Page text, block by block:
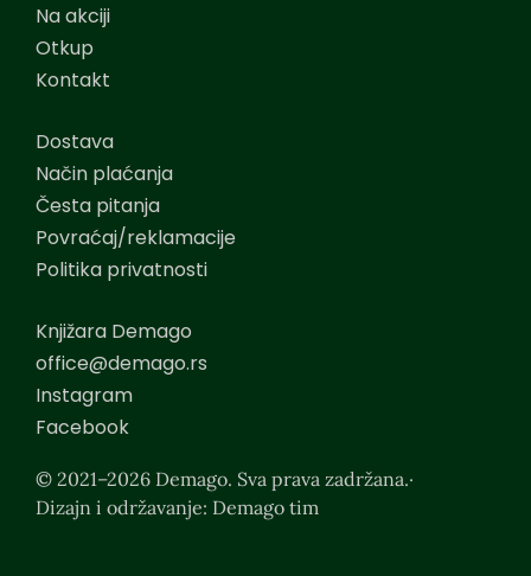
Na akciji
Otkup
Kontakt
Dostava
Način plaćanja
Česta pitanja
Povraćaj/reklamacije
Politika privatnosti
Knjižara Demago
office@demago.rs
Instagram
Facebook
© 2021–2026 Demago. Sva prava zadržana.·
Dizajn i održavanje: Demago tim